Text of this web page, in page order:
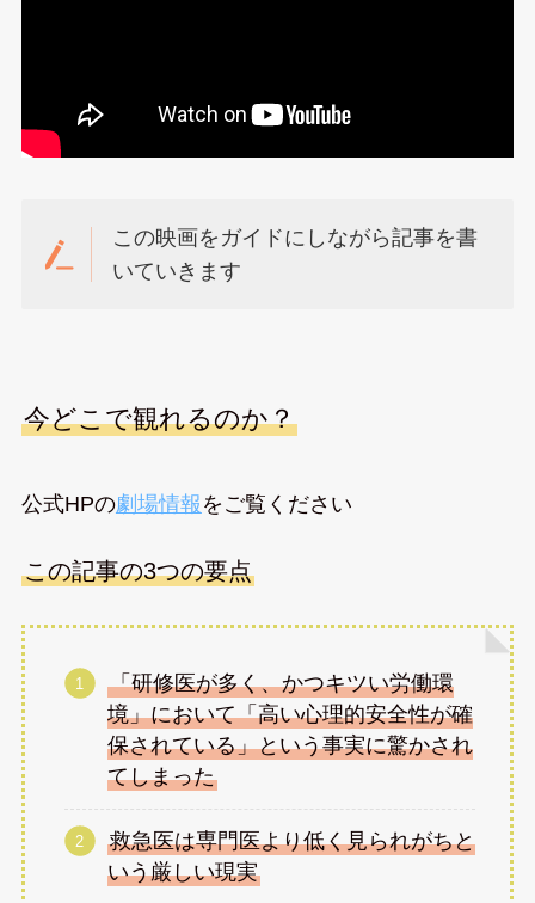
この映画をガイドにしながら記事を書
いていきます
今どこで観れるのか？
公式HPの劇場情報 をご覧ください
この記事の3つの要点
「研修医が多く、かつキツい労働環
境」において「高い心理的安全性が確
保されている」という事実に驚かされ
てしまった
救急医は専門医より低く見られがちと
いう厳しい現実